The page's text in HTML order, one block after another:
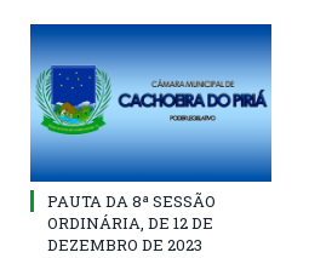
PAUTA DA 8ª SESSÃO
ORDINÁRIA, DE 12 DE
DEZEMBRO DE 2023